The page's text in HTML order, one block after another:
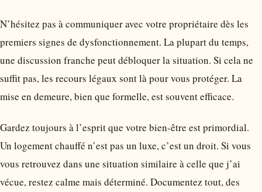
N’hésitez pas à communiquer avec votre propriétaire dès les
premiers signes de dysfonctionnement. La plupart du temps,
une discussion franche peut débloquer la situation. Si cela ne
suffit pas, les recours légaux sont là pour vous protéger. La
mise en demeure, bien que formelle, est souvent efficace.
Gardez toujours à l’esprit que votre bien-être est primordial.
Un logement chauffé n’est pas un luxe, c’est un droit. Si vous
vous retrouvez dans une situation similaire à celle que j’ai
vécue, restez calme mais déterminé. Documentez tout, des